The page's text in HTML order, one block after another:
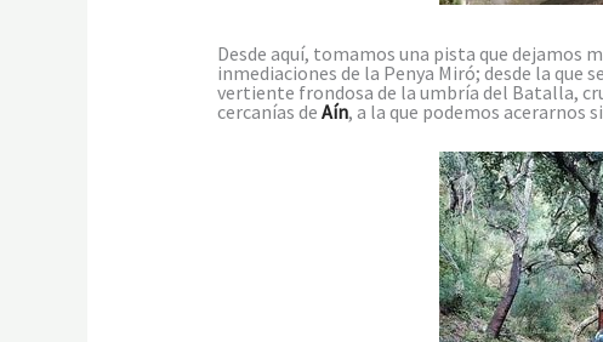
Desde aquí, tomamos una pista que dejamos
inmediaciones de la Penya Miró; desde la que
vertiente frondosa de la umbría del Batalla,
cercanías de Aín, a la que podemos acerarnos